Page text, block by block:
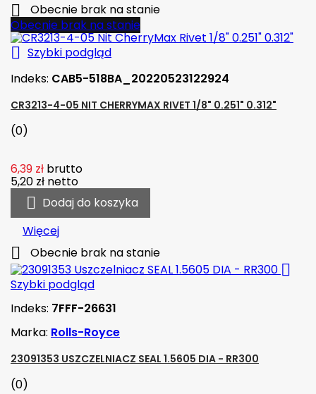

Obecnie brak na stanie
Obecnie brak na stanie
 Szybki podgląd
Indeks: CAB5-518BA_20220523122924
CR3213-4-05 NIT CHERRYMAX RIVET 1/8" 0.251" 0.312"
(0)
6,39 zł brutto
5,20 zł netto
 Dodaj do koszyka
Więcej
 Obecnie brak na stanie

Szybki podgląd
Indeks: 7FFF-26631
Marka: Rolls-Royce
23091353 USZCZELNIACZ SEAL 1.5605 DIA - RR300
(0)